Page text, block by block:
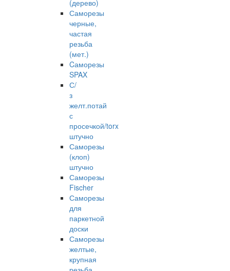
(дерево)
Саморезы
черные,
частая
резьба
(мет.)
Cаморезы
SPAX
С/
з
желт.потай
с
просечкой/torx
штучно
Саморезы
(клоп)
штучно
Саморезы
Fischer
Саморезы
для
паркетной
доски
Саморезы
желтые,
крупная